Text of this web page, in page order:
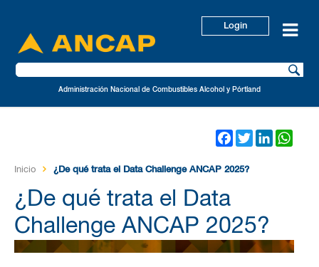
Administración Nacional de Combustibles Alcohol y Pórtland
Login
Facebook
TwitterLinkedIn
Inicio ¿De qué trata el Data Challenge ANCAP 2025?
¿De qué trata el Data
Challenge ANCAP 2025?